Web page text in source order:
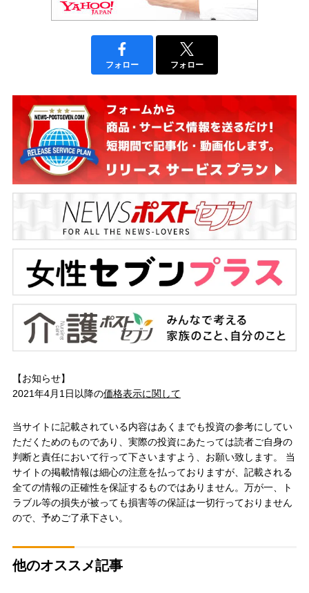
フォロー フォロー
【お知らせ】
2021年4月1日以降の価格表示に関して
当サイトに記載されている内容はあくまでも投資の参考にしてい
ただくためのものであり、実際の投資にあたっては読者ご自身の
判断と責任において行って下さいますよう、お願い致します。 当
サイトの掲載情報は細心の注意を払っておりますが、記載される
全ての情報の正確性を保証するものではありません。万が一、ト
ラブル等の損失が被っても損害等の保証は一切行っておりません
ので、予めご了承下さい。
他のオススメ記事